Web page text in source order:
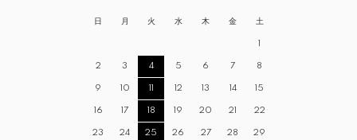
日 月 火 水 木 金 土
1
2 3 4 5 6 7 8
9 10 11 12 13 14 15
16 17 18 19 20 21 22
23 24 25 26 27 28 29